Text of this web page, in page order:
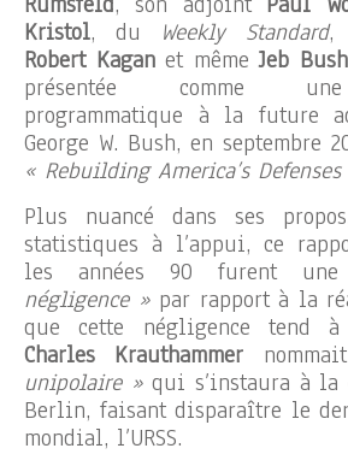
Kristol, du Weekly Standard
Robert Kaganet mêmeJeb Bush
présentée comme
programmatique à la future
George W. Bush, en septembre
« Rebuilding America’s
Plus nuancé dans ses
statistiques à l’appui, ce
les années 90 furent une
négligence »par rapport à la
que cette négligence tend
Charles Krauthammer
unipolaire »qui s’instaura à la
Berlin, faisant disparaître le
mondial, l’URSS.